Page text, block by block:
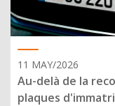
11 MAY/2026
Au-delà de la
plaques